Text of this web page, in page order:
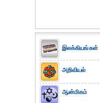
இலக்கியங்கள்
அறிவியல்
ஆன்மிகம்